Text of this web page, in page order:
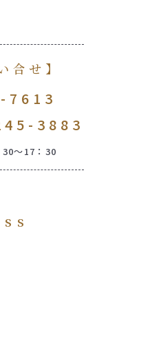
合せ】
7613
3883
～17：30